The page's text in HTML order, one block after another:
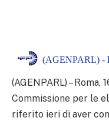
(AGENPARL) -
(AGENPARL) – Roma,
Commissione per le
riferito ieri di aver